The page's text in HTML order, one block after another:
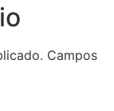
Campos